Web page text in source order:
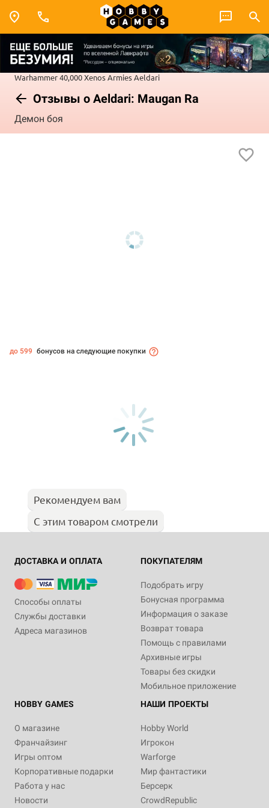
Warhammer 40,000Xenos ArmiesAeldari
Отзывы о Aeldari: Maugan Ra
Демон боя
до 599 бонусов на следующие покупки
Рекомендуем вам
С этим товаром смотрели
ДОСТАВКА И ОПЛАТА
Способы оплаты
Службы доставки
Адреса магазинов
ПОКУПАТЕЛЯМ
Подобрать игру
Бонусная программа
Информация о заказе
Возврат товара
Помощь с правилами
Архивные игры
Товары без скидки
Мобильное приложение
HOBBY GAMES
О магазине
Франчайзинг
Игры оптом
Корпоративные подарки
Работа у нас
Новости
НАШИ ПРОЕКТЫ
Hobby World
Игрокон
Warforge
Мир фантастики
Берсерк
CrowdRepublic